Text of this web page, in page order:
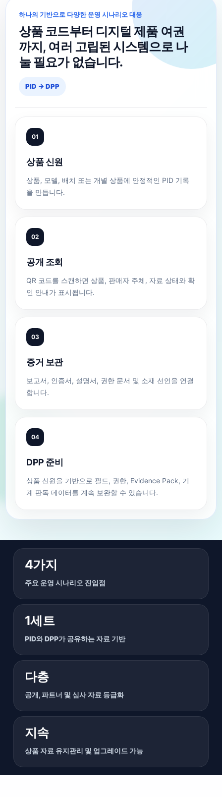
하나의 기반으로 다양한 운영 시나리오 대응
상품 코드부터 디지털 제품 여권
까지, 여러 고립된 시스템으로 나
눌 필요가 없습니다.
PID → DPP
01
상품 신원
상품, 모델, 배치 또는 개별 상품에 안정적인 PID 기록
을 만듭니다.
02
공개 조회
QR 코드를 스캔하면 상품, 판매자 주체, 자료 상태와 확
인 안내가 표시됩니다.
03
증거 보관
보고서, 인증서, 설명서, 권한 문서 및 소재 선언을 연결
합니다.
04
DPP 준비
상품 신원을 기반으로 필드, 권한, Evidence Pack, 기
계 판독 데이터를 계속 보완할 수 있습니다.
4가지
주요 운영 시나리오 진입점
1세트
PID와 DPP가 공유하는 자료 기반
다층
공개, 파트너 및 심사 자료 등급화
지속
상품 자료 유지관리 및 업그레이드 가능